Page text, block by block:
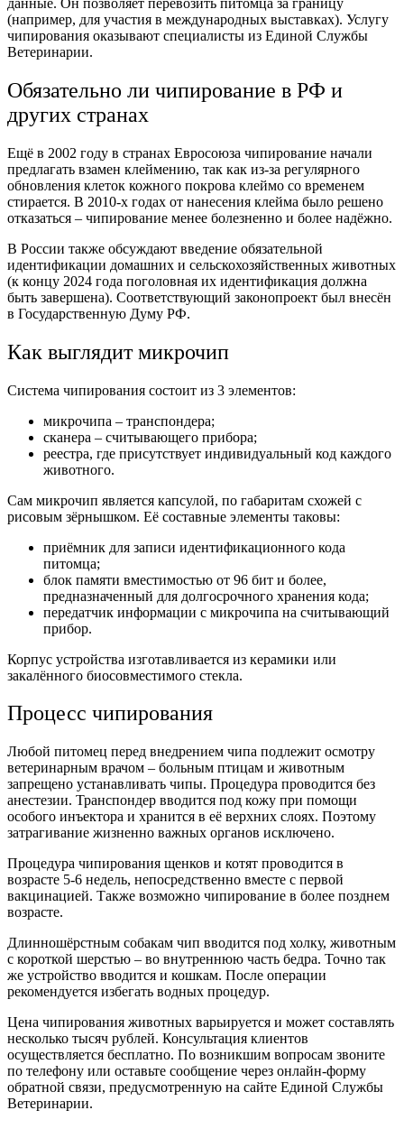
(например, для участия в международных выставках). Услугу
чипирования оказывают специалисты из Единой Службы
Ветеринарии.
Обязательно ли чипирование в РФ и
других странах
Ещё в 2002 году в странах Евросоюза чипирование начали
предлагать взамен клеймению, так как из-за регулярного
обновления клеток кожного покрова клеймо со временем
стирается. В 2010-х годах от нанесения клейма было решено
отказаться – чипирование менее болезненно и более надёжно.
В России также обсуждают введение обязательной
идентификации домашних и сельскохозяйственных животных
(к концу 2024 года поголовная их идентификация должна
быть завершена). Соответствующий законопроект был внесён
в Государственную Думу РФ.
Как выглядит микрочип
Система чипирования состоит из 3 элементов:
микрочипа – транспондера;
сканера – считывающего прибора;
реестра, где присутствует индивидуальный код каждого
животного.
Сам микрочип является капсулой, по габаритам схожей с
рисовым зёрнышком. Её составные элементы таковы:
приёмник для записи идентификационного кода
питомца;
блок памяти вместимостью от 96 бит и более,
предназначенный для долгосрочного хранения кода;
передатчик информации с микрочипа на считывающий
прибор.
Корпус устройства изготавливается из керамики или
закалённого биосовместимого стекла.
Процесс чипирования
Любой питомец перед внедрением чипа подлежит осмотру
ветеринарным врачом – больным птицам и животным
запрещено устанавливать чипы. Процедура проводится без
анестезии. Транспондер вводится под кожу при помощи
особого инъектора и хранится в её верхних слоях. Поэтому
затрагивание жизненно важных органов исключено.
Процедура чипирования щенков и котят проводится в
возрасте 5-6 недель, непосредственно вместе с первой
вакцинацией. Также возможно чипирование в более позднем
возрасте.
Длинношёрстным собакам чип вводится под холку, животным
с короткой шерстью – во внутреннюю часть бедра. Точно так
же устройство вводится и кошкам. После операции
рекомендуется избегать водных процедур.
Цена чипирования животных варьируется и может составлять
несколько тысяч рублей. Консультация клиентов
осуществляется бесплатно. По возникшим вопросам звоните
по телефону или оставьте сообщение через онлайн-форму
обратной связи, предусмотренную на сайте Единой Службы
Ветеринарии.